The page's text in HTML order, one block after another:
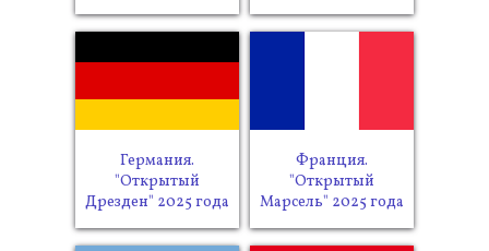
Германия.
"Открытый
Дрезден" 2025 года
Франция.
"Открытый
Марсель" 2025 года